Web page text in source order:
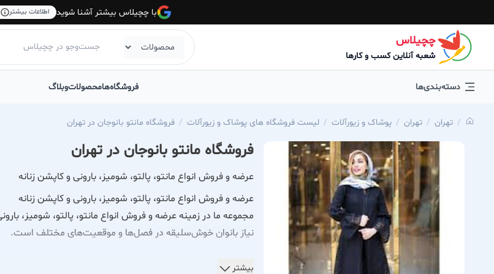
با چچیلاس بیشتر آشنا شوید اطلاعات بیشتر
چچیلاس
شعبه آنلاین کسب و کارها
دسته‌بندی‌ها فروشگاه‌هامحصولاتوبلاگ
تهران تهران پوشاک و زیورآلات لیست فروشگاه های پوشاک و زیورآلات فروشگاه مانتو بانوجان در تهران
فروشگاه مانتو بانوجان در تهران
عرضه و فروش انواع مانتو، پالتو، شومیز، بارونی و کاپشن زنانه
عرضه و فروش انواع مانتو، پالتو، شومیز، بارونی و کاپشن زنانه
مجموعه ما در زمینه عرضه و فروش انواع مانتو، پالتو، شومیز،
نیاز بانوان خوش‌سلیقه در فصل‌ها و موقعیت‌های مختلف است.
محصولات ما شامل انواع مانتوهای رسمی و روزمره، پالتوهای
بیشتر